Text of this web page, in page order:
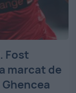
Fost
marcat de